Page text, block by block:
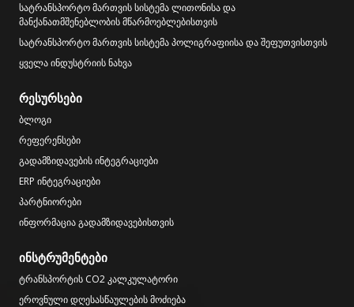
სატრანსპორტო მართვის სისტემა ლითონისა და
მანქანათმშენებლობის მწარმოებლებისთვის
სატრანსპორტო მართვის სისტემა პოლიგრაფიისა და შეფუთვისთვის
ყველა ინდუსტრიის ნახვა
რესურსები
ბლოგი
რეფერენსები
გადამზიდავების ინტეგრაციები
ERP ინტეგრაციები
პარტნიორები
ინფორმაცია გადამზიდავებისთვის
ინსტრუმენტები
ტრანსპორტის CO2 კალკულატორი
ეროვნული დღესასწაულების მოძიება